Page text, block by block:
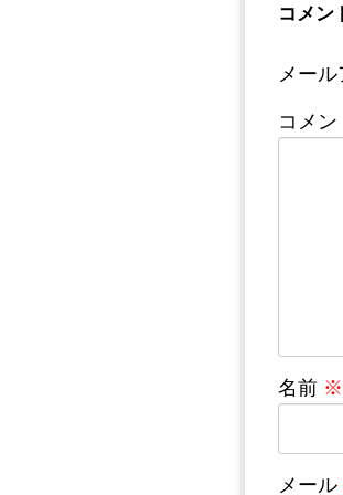
コメン
メー
コメン
名前 ※
メール